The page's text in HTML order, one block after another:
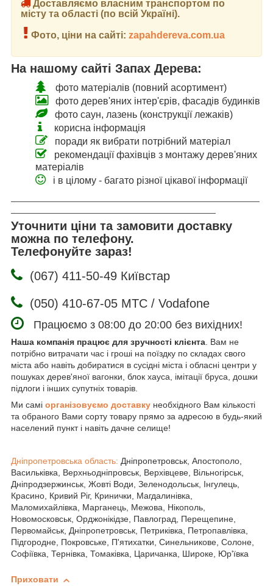
Доставляємо власним транспортом по
місту та області (по всій Україні).
Фото, ціни на сайті: zapahdereva.com.ua
На нашому сайті Запах Дерева:
фото матеріалів (повний асортимент)
фото дерев'яних інтер'єрів, фасадів будинків
фото саун, лазень (конструкції лежаків)
корисна інформація
поради як вибрати потрібний матеріал
рекомендації фахівців з монтажу дерев'яних
матеріалів
і в цілому - багато різної цікавої інформації
Уточнити ціни та замовити доставку
можна по телефону.
Телефонуйте зараз!
(067) 411-50-49 Київстар
(050) 410-67-05 МТС / Vodafone
Працюємо з 08:00 до 20:00 без вихідних!
Наша компанія працює для зручності клієнта. Вам не
потрібно витрачати час і гроші на поїздку по складах свого
міста або навіть добиратися в сусідні міста і обласні центри у
пошуках дерев'яної вагонки, блок хауса, імітації бруса, дошки
підлоги і інших супутніх товарів.
Ми самі організовуємо доставку необхідного Вам кількості
та обраного Вами сорту товару прямо за адресою в будь-який
населений пункт і навіть дачне селище!
Дніпропетровська область: Дніпропетровськ, Апостополо,
Васильківка, Верхньодніпровськ, Верхівцеве, Вільногірськ,
Дніпродзержинськ, Жовті Води, Зеленодольськ, Інгулець,
Красино, Кривий Ріг, Кринички, Магдалинівка,
Маломихайлівка, Марганець, Межова, Нікополь,
Новомосковськ, Орджонікідзе, Павлоград, Перещепине,
Первомайськ, Дніпропетровськ, Петриківка, Петропавлівка,
Підгородне, Покровське, П'ятихатки, Синельникове, Солоне,
Софіївка, Тернівка, Томаківка, Царичанка, Широке, Юр'ївка
Приховати